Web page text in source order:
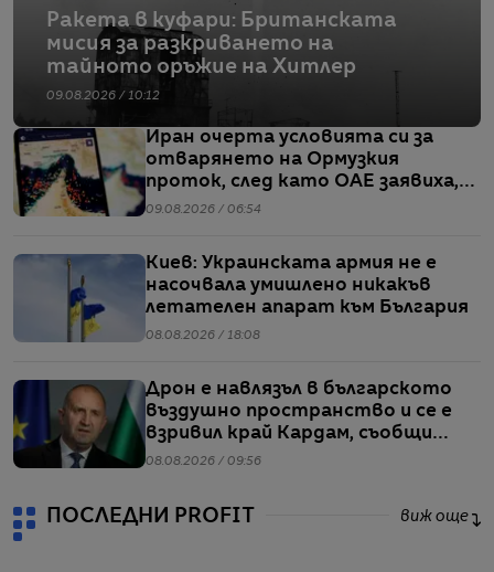
Ракета в куфари: Британската
мисия за разкриването на
тайното оръжие на Хитлер
09.08.2026 / 10:12
Иран очерта условията си за
отварянето на Ормузкия
проток, след като ОАЕ заявиха,
че един от корабите им е бил
09.08.2026 / 06:54
Киев: Украинската армия не е
насочвала умишлено никакъв
летателен апарат към България
08.08.2026 / 18:08
Дрон е навлязъл в българското
въздушно пространство и се е
взривил край Кардам, съобщи
Радев
08.08.2026 / 09:56
ПОСЛЕДНИ PROFIT виж още